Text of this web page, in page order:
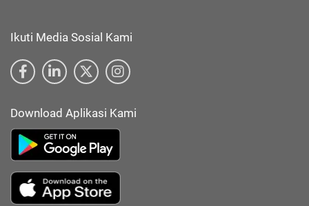
Ikuti Media Sosial Kami
Download Aplikasi Kami